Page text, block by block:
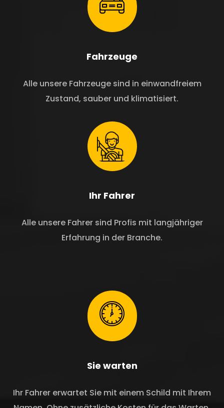
Fahrzeuge
Alle unsere Fahrzeuge sind in einwandfreiem
Zustand, sauber und klimatisiert.
Ihr Fahrer
Alle unsere Fahrer sind Profis mit langjähriger
Erfahrung in der Branche.
Sie warten
Ihr Fahrer erwartet Sie mit einem Schild mit Ihrem